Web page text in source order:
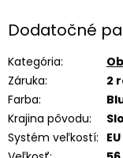
Dodatočné
Kategória:
Záruka:
2
Farba:
Krajina pôvodu:
Systém veľkostí: EU